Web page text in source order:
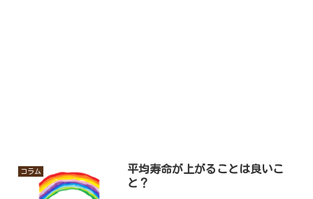
コラム
平均寿命が上がることは良いこ
と？